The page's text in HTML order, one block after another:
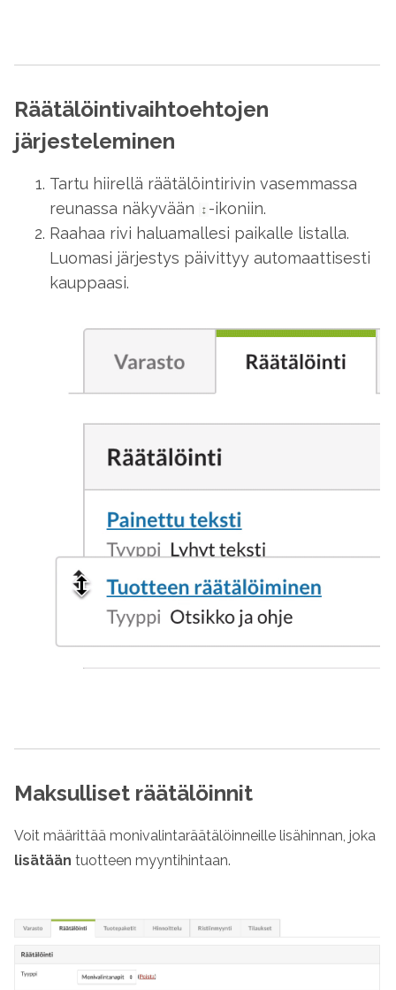
Räätälöintivaihtoehtojen
järjesteleminen
Tartu hiirellä räätälöintirivin vasemmassa
reunassa näkyvään
-ikoniin.
Raahaa rivi haluamallesi paikalle listalla.
Luomasi järjestys päivittyy automaattisesti
kauppaasi.
Maksulliset räätälöinnit
Voit määrittää monivalintaräätälöinneille lisähinnan, joka
lisätään tuotteen myyntihintaan.